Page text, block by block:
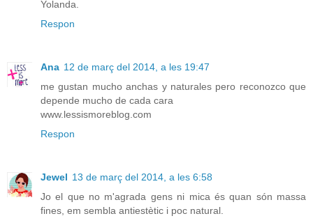
Yolanda.
Respon
Ana 12 de març del 2014, a les 19:47
me gustan mucho anchas y naturales pero reconozco que
depende mucho de cada cara
www.lessismoreblog.com
Respon
Jewel 13 de març del 2014, a les 6:58
Jo el que no m'agrada gens ni mica és quan són massa
fines, em sembla antiestètic i poc natural.